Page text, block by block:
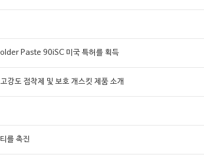
Paste 90iSC 미국 특허를 획득
강도 접착제 및 보호 개스킷 제품 소개
를 촉진